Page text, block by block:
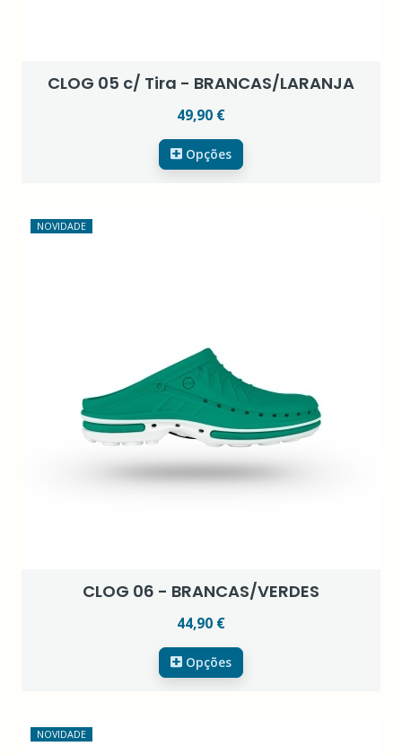
CLOG 05 c/ Tira - BRANCAS/LARANJA
49,90 €
Opções
NOVIDADE
CLOG 06 - BRANCAS/VERDES
44,90 €
Opções
NOVIDADE